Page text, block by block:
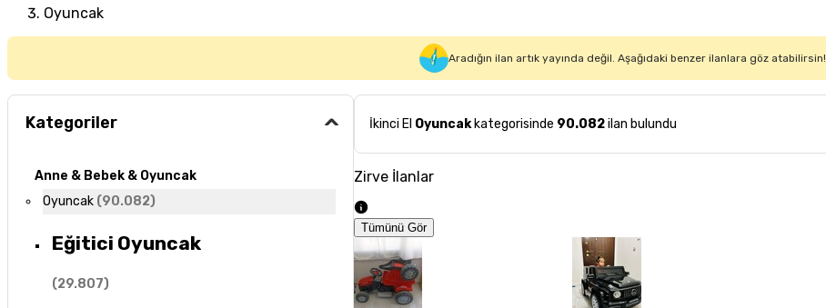
Oyuncak
Aradığın ilan artık yayında değil. Aşağıdaki benzer ilanlara göz atabilirsin!
Kategoriler
Anne & Bebek & Oyuncak
Oyuncak (90.082)
Eğitici Oyuncak
(29.807)
İkinci El Oyuncakkategorisinde 90.082ilan bulundu
Zirve İlanlar
Tümünü Gör